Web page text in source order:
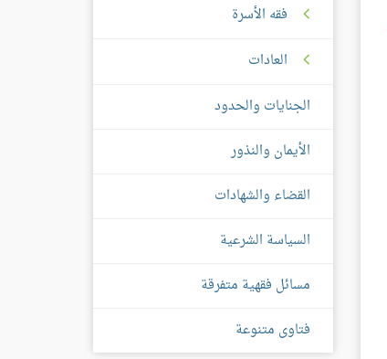
فقه الأسرة
العادات
الجنايات والحدود
الأيمان والنذور
القضاء والشهادات
السياسة الشرعية
مسائل فقهية متفرقة
فتاوى متنوعة